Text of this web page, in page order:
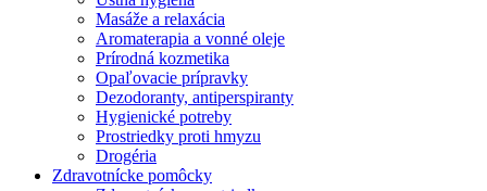
Masáže a relaxácia
Aromaterapia a vonné oleje
Prírodná kozmetika
Opaľovacie prípravky
Dezodoranty, antiperspiranty
Hygienické potreby
Prostriedky proti hmyzu
Drogéria
Zdravotnícke pomôcky